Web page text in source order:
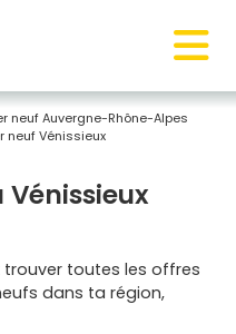
neuf Auvergne-Rhône-Alpes
neuf Vénissieux
trouver toutes les offres
dans ta région,